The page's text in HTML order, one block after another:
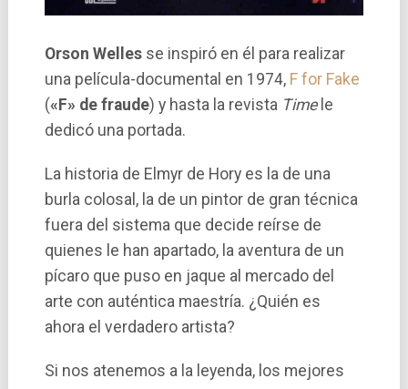
Orson Wellesse inspiró en él para realizar
una película-documental en 1974, F for Fake
(«F» de fraude) y hasta la revista Timele
dedicó una portada.
La historia de Elmyr de Hory es la de una
burla colosal, la de un pintor de gran técnica
fuera del sistema que decide reí­rse de
quienes le han apartado, la aventura de un
pícaro que puso en jaque al mercado del
arte con auténtica maestría. ¿Quién es
ahora el verdadero artista?
Si nos atenemos a la leyenda, los mejores